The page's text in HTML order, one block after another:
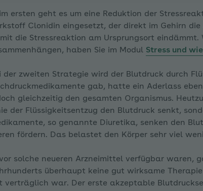
ersten geht es um eine Reduktion der
Clonidin eingesetzt, der direkt im Gehirn
die Stressreaktion am Ursprungsort
haben Sie im Modul Stress und
der zweiten Strategie wird der Blutdruck durch
gab, hatte ein Aderlass
gleichzeitig den gesamten Organismus.
der Flüssigkeitsentzug den Blutdruck senkt,
so genannte Diuretika, senken den
fördern. Das belastet den Körper sehr viel
solche neueren Arzneimittel verfügbar waren,
überhaupt keine gut wirksame
verträglich war. Der erste akzeptable
Stress und wie wir damit umgehen ausklappen
WOOP ausklappen
Bewegung ausklappen